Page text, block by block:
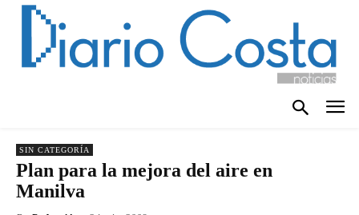
SIN CATEGORÍA
Plan para la mejora del aire en
Manilva